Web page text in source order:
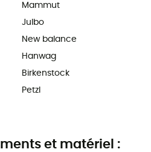
Mammut
Julbo
New balance
Hanwag
Birkenstock
Petzl
et matériel :